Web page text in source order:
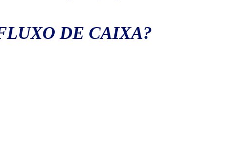
DE CAIXA?